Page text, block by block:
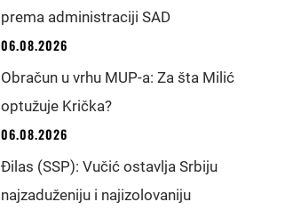
prema administraciji SAD
06.08.2026
Obračun u vrhu MUP-a: Za šta Milić
optužuje Krička?
06.08.2026
Đilas (SSP): Vučić ostavlja Srbiju
najzaduženiju i najizolovaniju